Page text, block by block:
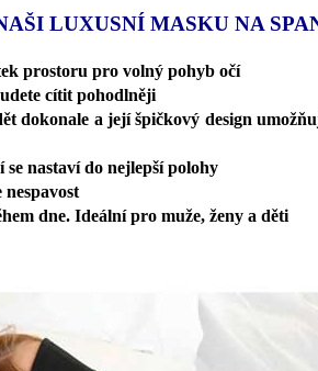
LUXUSNÍ MASKU NA
prostoru pro volný pohyb očí
cítit pohodlněji
dokonale a její špičkový design
nastaví do nejlepší polohy
dne. Ideální pro muže, ženy a děti